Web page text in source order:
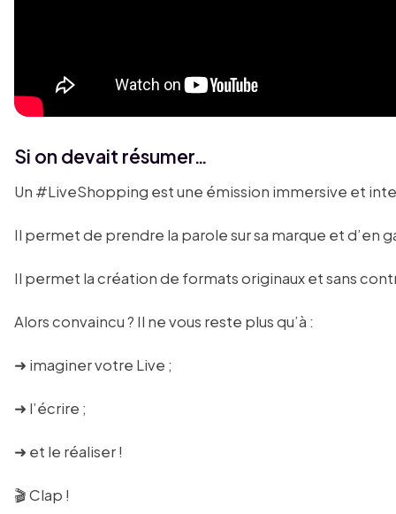
Si on devait résumer…
Un #LiveShopping est une émission immersive et
Il permet de prendre la parole sur sa marque et d’en
Il permet la création de formats originaux et sans
Alors convaincu ? Il ne vous reste plus qu’à :
➜ imaginer votre Live ;
➜ l’écrire ;
➜ et le réaliser !
🎬 Clap !